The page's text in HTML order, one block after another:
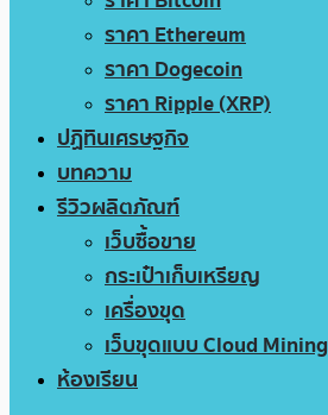
ราคา Ethereum
ราคา Dogecoin
ราคา Ripple (XRP)
ปฏิทินเศรษฐกิจ
บทความ
รีวิวผลิตภัณฑ์
เว็บซื้อขาย
กระเป๋าเก็บเหรียญ
เครื่องขุด
เว็บขุดแบบ Cloud Mining
ห้องเรียน